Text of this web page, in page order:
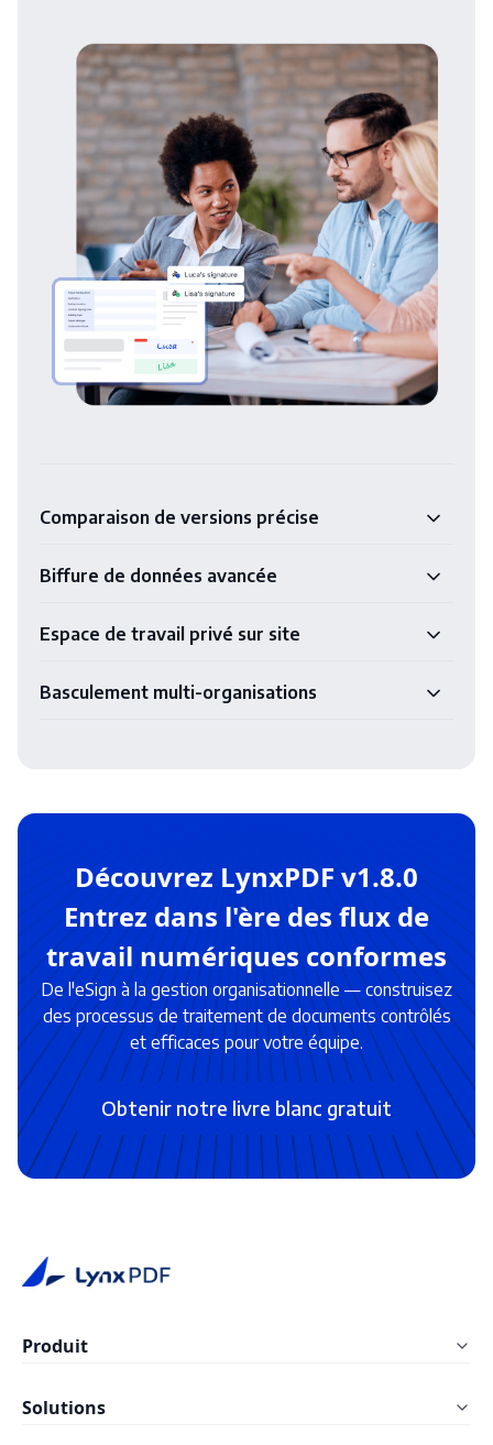
Comparaison de versions précise
Biffure de données avancée
Espace de travail privé sur site
Basculement multi-organisations
Découvrez LynxPDF v1.8.0
Entrez dans l'ère des flux de
travail numériques conformes
De l'eSign à la gestion organisationnelle — construisez
des processus de traitement de documents contrôlés
et efficaces pour votre équipe.
Obtenir notre livre blanc gratuit
Produit
Solutions